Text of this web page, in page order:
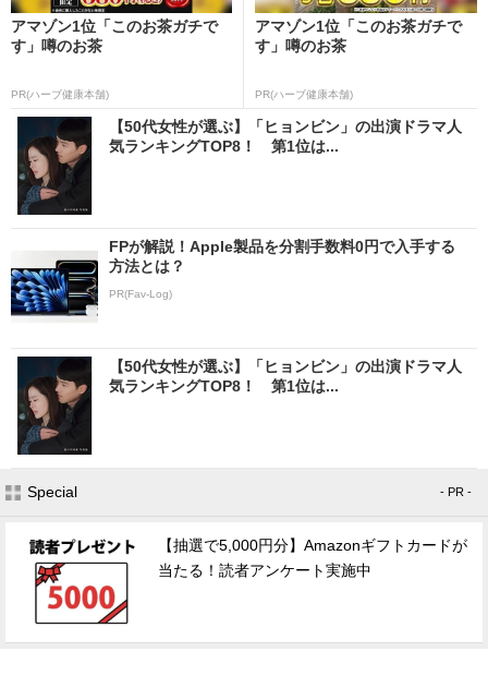
アマゾン1位「このお茶ガチで
す」噂のお茶
PR(ハーブ健康本舗)
アマゾン1位「このお茶ガチで
す」噂のお茶
PR(ハーブ健康本舗)
【50代女性が選ぶ】「ヒョンビン」の出演ドラマ人
気ランキングTOP8！ 第1位は...
FPが解説！Apple製品を分割手数料0円で入手する
方法とは？
PR(Fav-Log)
【50代女性が選ぶ】「ヒョンビン」の出演ドラマ人
気ランキングTOP8！ 第1位は...
Special - PR -
【抽選で5,000円分】Amazonギフトカードが
当たる！読者アンケート実施中